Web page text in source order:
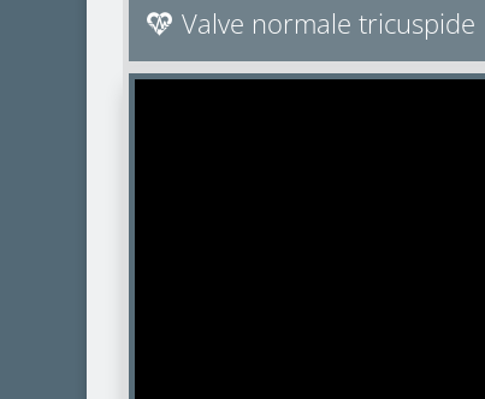
Valve normale tricuspide